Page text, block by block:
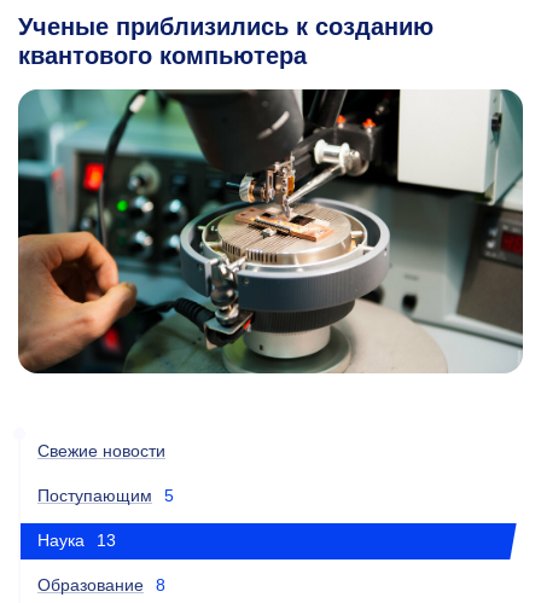
Ученые приблизились к созданию
квантового компьютера
Свежие новости
Поступающим 5
Наука 13
Образование 8